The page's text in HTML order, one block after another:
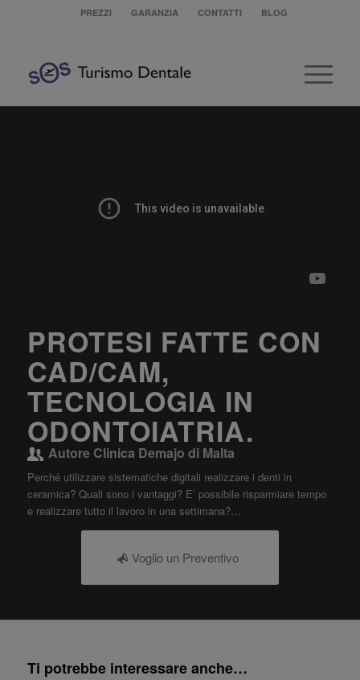
PREZZI GARANZIA CONTATTI BLOG
PROTESI FATTE CON
CAD/CAM,
TECNOLOGIA IN
ODONTOIATRIA.
Autore Clinica Demajo di Malta
Perché utilizzare sistematiche digitali realizzare i denti in
ceramica? Quali sono i vantaggi? E’ possibile risparmiare tempo
e realizzare tutto il lavoro in una settimana?…
Voglio un Preventivo
Ti potrebbe interessare anche…